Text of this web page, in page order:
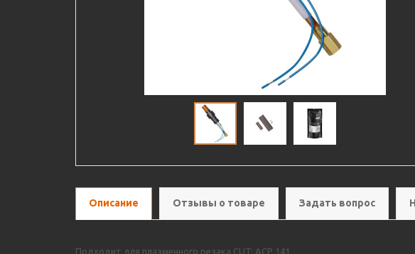
Описание Отзывы о товаре Задать вопрос
Подходит для плазменного резака CUT: ACP 141